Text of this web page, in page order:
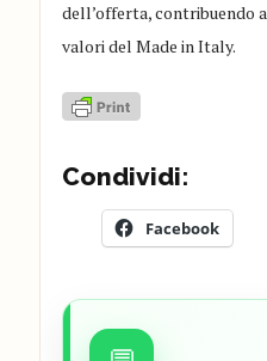
dell’offerta, contribuendo
valori del Made in Italy.
Condividi:
Facebook